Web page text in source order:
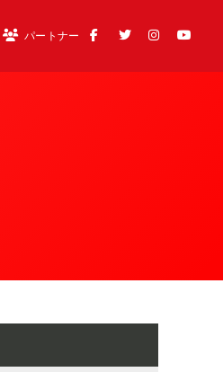
パートナー